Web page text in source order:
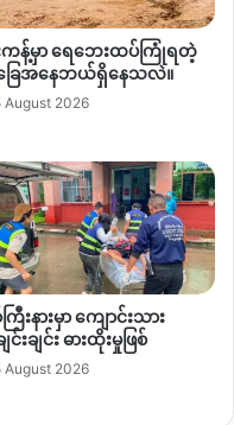
ကန့်မှာ ရေဘေးထပ်ကြုံရတဲ့
ေအနေဘယ်ရှိနေသလဲ။
August 2026
ကြီးနားမှာ ကျောင်းသား
င်းချင်း ဓားထိုးမှုဖြစ်
August 2026